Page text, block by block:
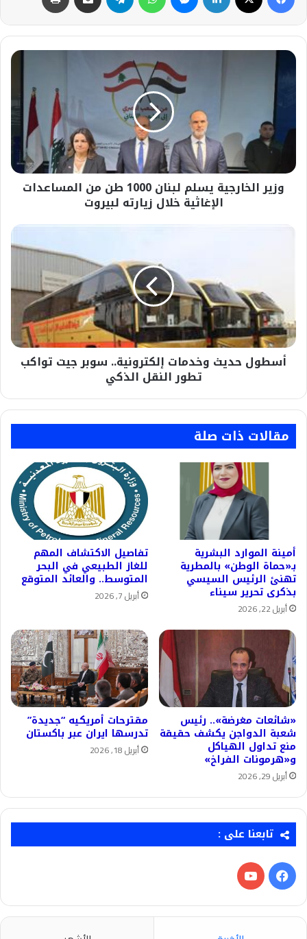
وزير
الخارجية
طن
من
المساعدات
الإغاثية
خلال
وزير الخارجية يسلم لبنان 1000 طن من المساعدات
الإغاثية خلال زيارته لبيروت
تواكب
تطور
النقل
الذكي
أسطول حديث وخدمات إلكترونية.. سوبر جيت تواكب
تطور النقل الذكي
مقالات ذات صلة
أمينة الموارد البشرية
بـ«حماة الوطن» بالمطرية
تهنئ الرئيس السيسي
بذكرى تحرير سيناء
أبريل 22, 2026
تفاصيل الاكتشاف المهم
للغاز الطبيعي في البحر
المتوسط.. والعائد المتوقع
أبريل 7, 2026
«شائعات مغرضة».. رئيس
شعبة الدواجن يكشف حقيقة
منع تداول الهياكل
و«هرمونات الفراخ»
أبريل 29, 2026
مقترحات ‎أمريكيه “جديدة”
تدرسها ايران عبر باكستان
أبريل 18, 2026
تابعنا على :
فيسبوك‫YouTube